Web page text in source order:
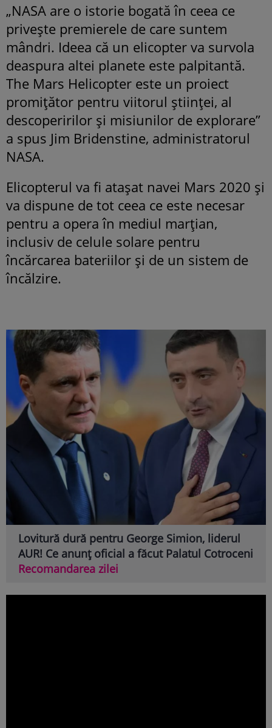
„NASA are o istorie bogată în ceea ce
privește premierele de care suntem
mândri. Ideea că un elicopter va survola
deaspura altei planete este palpitantă.
The Mars Helicopter este un proiect
promițător pentru viitorul științei, al
descoperirilor și misiunilor de explorare”
a spus Jim Bridenstine, administratorul
NASA.
Elicopterul va fi atașat navei Mars 2020 şi
va dispune de tot ceea ce este necesar
pentru a opera în mediul marţian,
inclusiv de celule solare pentru
încărcarea bateriilor şi de un sistem de
încălzire.
Lovitură dură pentru George Simion, liderul
AUR! Ce anunț oficial a făcut Palatul Cotroceni
Recomandarea zilei